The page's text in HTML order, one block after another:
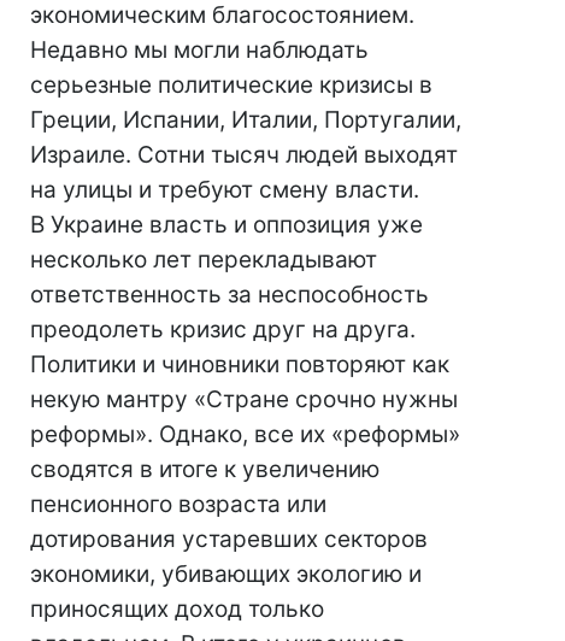
экономическим благосостоянием.
Недавно мы могли наблюдать
серьезные политические кризисы в
Греции, Испании, Италии, Португалии,
Израиле. Сотни тысяч людей выходят
на улицы и требуют смену власти.
В Украине власть и оппозиция уже
несколько лет перекладывают
ответственность за неспособность
преодолеть кризис друг на друга.
Политики и чиновники повторяют как
некую мантру «Стране срочно нужны
реформы». Однако, все их «реформы»
сводятся в итоге к увеличению
пенсионного возраста или
дотирования устаревших секторов
экономики, убивающих экологию и
приносящих доход только